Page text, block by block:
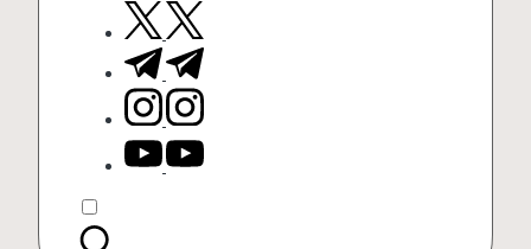
twitter.com
t.me
instagram.com
youtube.com